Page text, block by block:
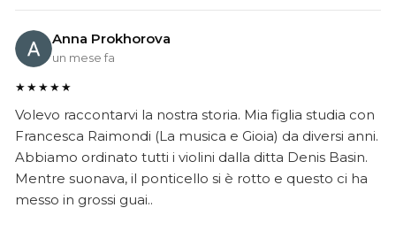
Anna Prokhorova
un mese fa
★★★★★
Volevo raccontarvi la nostra storia. Mia figlia studia con
Francesca Raimondi (La musica e Gioia) da diversi anni.
Abbiamo ordinato tutti i violini dalla ditta Denis Basin.
Mentre suonava, il ponticello si è rotto e questo ci ha
messo in grossi guai..